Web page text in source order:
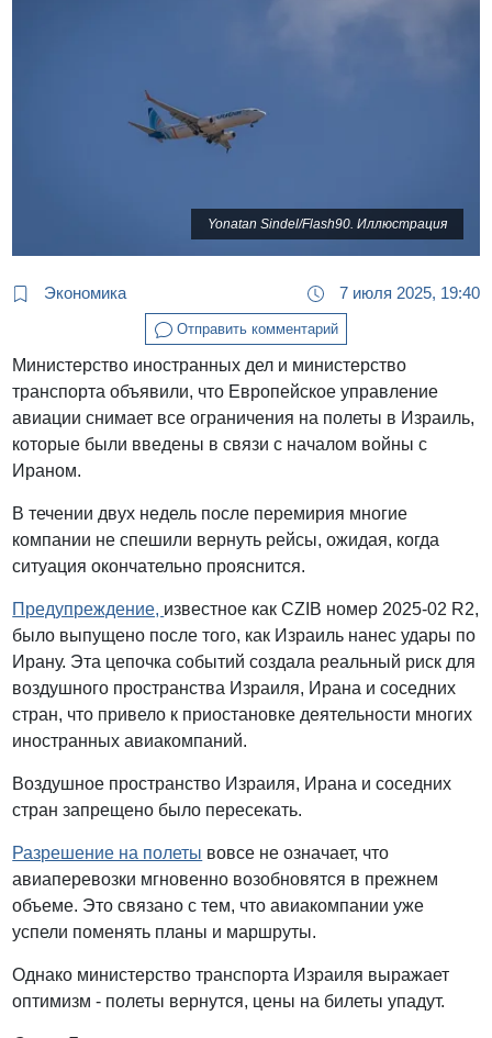
Yonatan Sindel/Flash90. Иллюстрация
Экономика 7 июля 2025, 19:40
Отправить комментарий
Министерство иностранных дел и министерство
транспорта объявили, что Европейское управление
авиации снимает все ограничения на полеты в Израиль,
которые были введены в связи с началом войны с
Ираном.
В течении двух недель после перемирия многие
компании не спешили вернуть рейсы, ожидая, когда
ситуация окончательно прояснится.
Предупреждение, известное как CZIB номер 2025-02 R2,
было выпущено после того, как Израиль нанес удары по
Ирану. Эта цепочка событий создала реальный риск для
воздушного пространства Израиля, Ирана и соседних
стран, что привело к приостановке деятельности многих
иностранных авиакомпаний.
Воздушное пространство Израиля, Ирана и соседних
стран запрещено было пересекать.
Разрешение на полеты вовсе не означает, что
авиаперевозки мгновенно возобновятся в прежнем
объеме. Это связано с тем, что авиакомпании уже
успели поменять планы и маршруты.
Однако министерство транспорта Израиля выражает
оптимизм - полеты вернутся, цены на билеты упадут.